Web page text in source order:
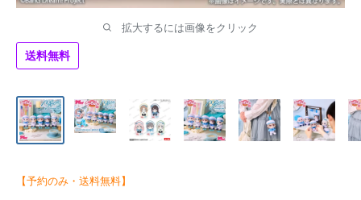
拡大するには画像をクリック
送料無料
【予約のみ・送料無料】